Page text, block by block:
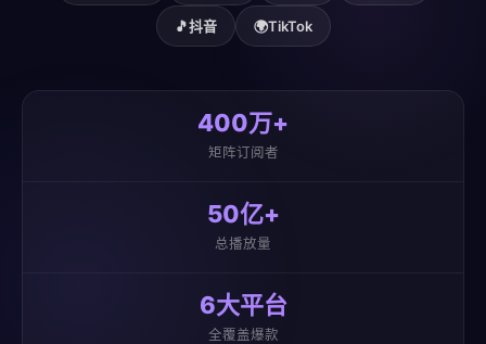
🎵抖音 🌍TikTok
400万+
矩阵订阅者
50亿+
总播放量
6大平台
全覆盖爆款